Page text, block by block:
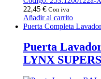
22,45 € Con iva
Añadir al carrito
Puerta Completa
Puerta
LYNX